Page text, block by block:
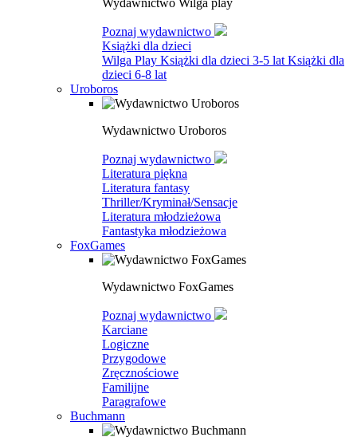
Wydawnictwo Wilga play
Poznaj wydawnictwo
Książki dla dzieci
Wilga Play Książki dla dzieci 3-5 lat Książki dla
dzieci 6-8 lat
Uroboros
Wydawnictwo Uroboros
Poznaj wydawnictwo
Literatura piękna
Literatura fantasy
Thriller/Kryminał/Sensacje
Literatura młodzieżowa
Fantastyka młodzieżowa
FoxGames
Wydawnictwo FoxGames
Poznaj wydawnictwo
Karciane
Logiczne
Przygodowe
Zręcznościowe
Familijne
Paragrafowe
Buchmann